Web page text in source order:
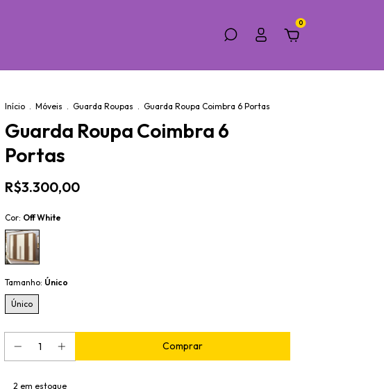
0
Início . Móveis . Guarda Roupas . Guarda Roupa Coimbra 6 Portas
Guarda Roupa Coimbra 6
Portas
R$3.300,00
Cor: Off White
Tamanho: Único
Único
2 em estoque